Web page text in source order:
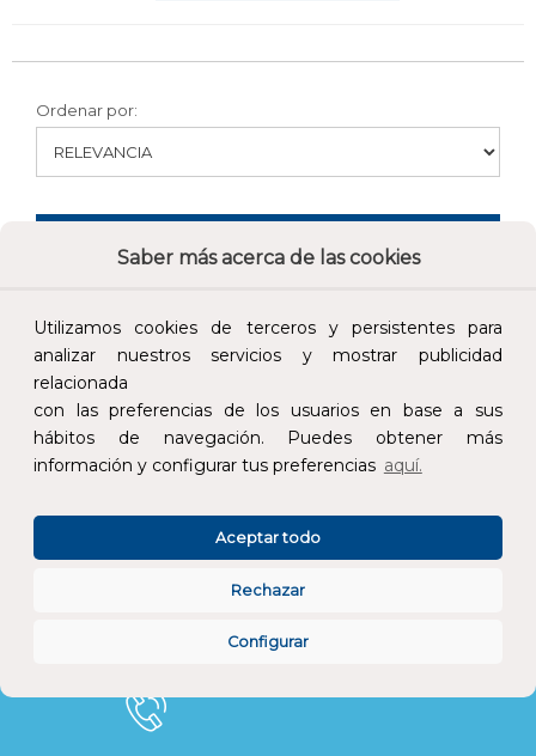
Saber más acerca de las cookies
Utilizamos cookies de terceros y persistentes para
analizar nuestros servicios y mostrar publicidad
relacionada
con las preferencias de los usuarios en base a sus
hábitos de navegación. Puedes obtener más
información y configurar tus preferencias aquí.
Configurar
Rechazar
Aceptar todo
Ordenar por: